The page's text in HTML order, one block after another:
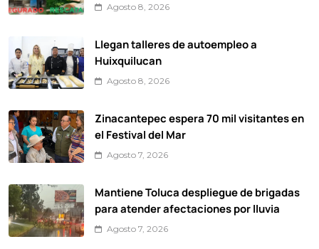
Agosto 8, 2026
Llegan talleres de autoempleo a
Huixquilucan
Agosto 8, 2026
Zinacantepec espera 70 mil visitantes en
el Festival del Mar
Agosto 7, 2026
Mantiene Toluca despliegue de brigadas
para atender afectaciones por lluvia
Agosto 7, 2026